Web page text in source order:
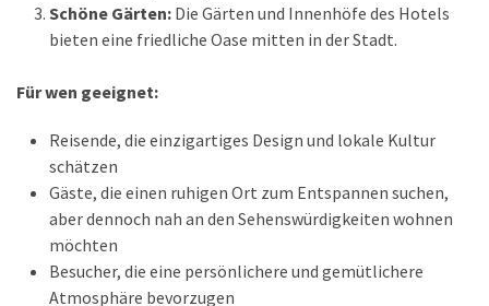
Schöne Gärten: Die Gärten und Innenhöfe des Hotels
bieten eine friedliche Oase mitten in der Stadt.
Für wen geeignet:
Reisende, die einzigartiges Design und lokale Kultur
schätzen
Gäste, die einen ruhigen Ort zum Entspannen suchen,
aber dennoch nah an den Sehenswürdigkeiten wohnen
möchten
Besucher, die eine persönlichere und gemütlichere
Atmosphäre bevorzugen